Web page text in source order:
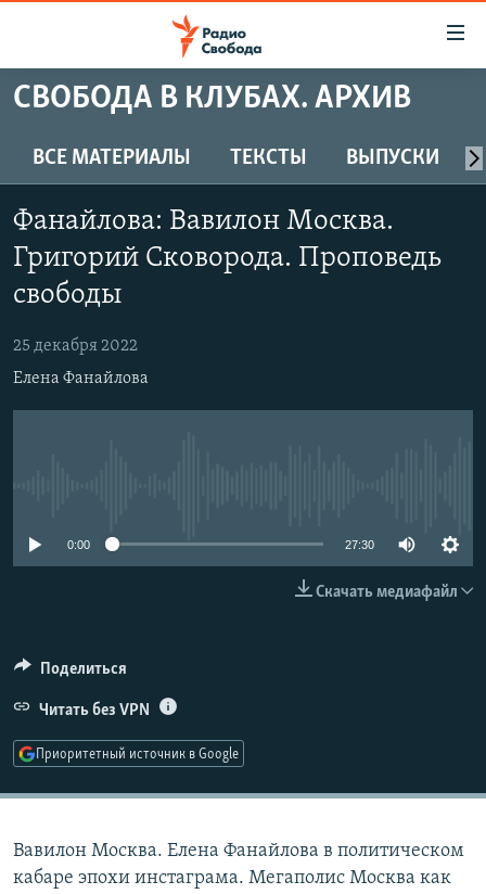
упрощенного
Вернуться
к
основному
содержанию
Вернутся
навигации
Вернутся
ПРОГРАММЫ
ПОДКАСТЫ
ЦИТАТЫ СВОБОДЫ
МНЕНИЯ
КУЛЬТУРА
IDEL.РЕАЛИИ
КАВКАЗ.РЕАЛИИ
ПОДПИШИТЕСЬ НА РАССЫЛКУ
Все сайты РСЕ/РС
СВОБОДА В КЛУБАХ. АРХИВ
ВСЕ МАТЕРИАЛЫ ТЕКСТЫ ВЫПУСКИ
Фанайлова: Вавилон Москва.
Григорий Сковорода. Проповедь
свободы
25 декабря 2022
Елена Фанайлова
0:00 27:30
Скачать медиафайл
Поделиться
Читать без VPN
Приоритетный источник в Google
Вавилон Москва. Елена Фанайлова в политическом
кабаре эпохи инстаграма. Мегаполис Москва как